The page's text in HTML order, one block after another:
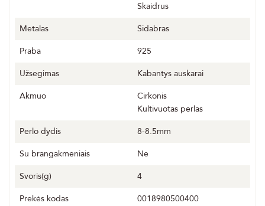
Skaidrus
Metalas
Sidabras
Praba
925
Užsegimas
Kabantys auskarai
Akmuo
Cirkonis
Kultivuotas perlas
Perlo dydis
8-8.5mm
Su brangakmeniais
Ne
Svoris(g)
4
Prekės kodas
0018980500400